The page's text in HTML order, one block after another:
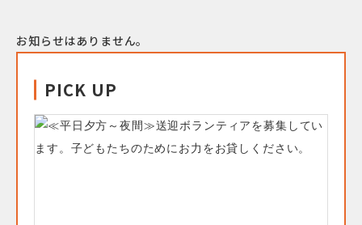
お知らせはありません。
PICK UP